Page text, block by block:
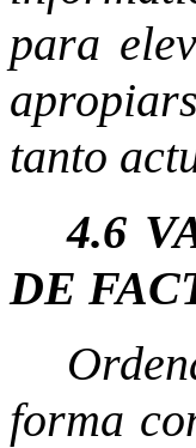
para
tanto
4.6
DE
forma